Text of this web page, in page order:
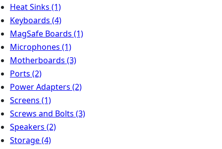
Heat Sinks (1)
Keyboards (4)
MagSafe Boards (1)
Microphones (1)
Motherboards (3)
Ports (2)
Power Adapters (2)
Screens (1)
Screws and Bolts (3)
Speakers (2)
Storage(4)